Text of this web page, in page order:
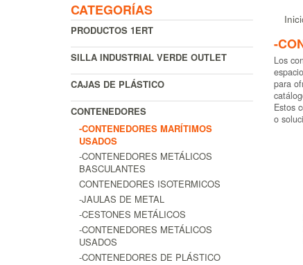
CATEGORÍAS
PRODUCTOS 1ERT
SILLA INDUSTRIAL VERDE OUTLET
CAJAS DE PLÁSTICO
CONTENEDORES
-CONTENEDORES MARÍTIMOS
USADOS
-CONTENEDORES METÁLICOS
BASCULANTES
CONTENEDORES ISOTERMICOS
-JAULAS DE METAL
-CESTONES METÁLICOS
-CONTENEDORES METÁLICOS
USADOS
-CONTENEDORES DE PLÁSTICO
-
Los
para
Estos
o